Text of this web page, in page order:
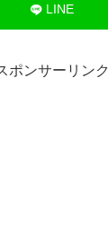
LINE
ポンサーリンク